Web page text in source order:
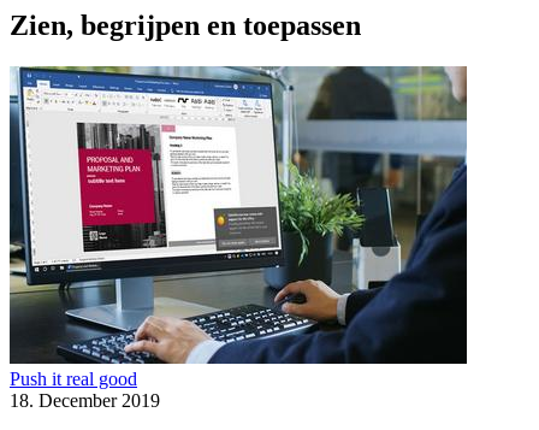
Zien, begrijpen en toepassen
Push it real good
18. December 2019